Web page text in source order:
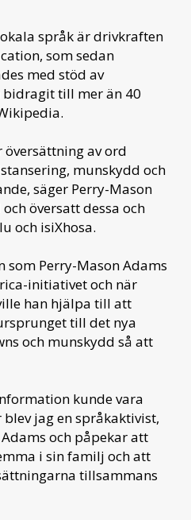
språk är drivkraften
som sedan
med stöd av
till mer än 40
av ord
munskydd och
säger Perry-Mason
översatt dessa och
och isiXhosa.
som Perry-Mason Adams
initiativet och när
han hjälpa till att
till det nya
och munskydd så att
kunde vara
jag en språkaktivist,
och påpekar att
i sin familj och att
tillsammans